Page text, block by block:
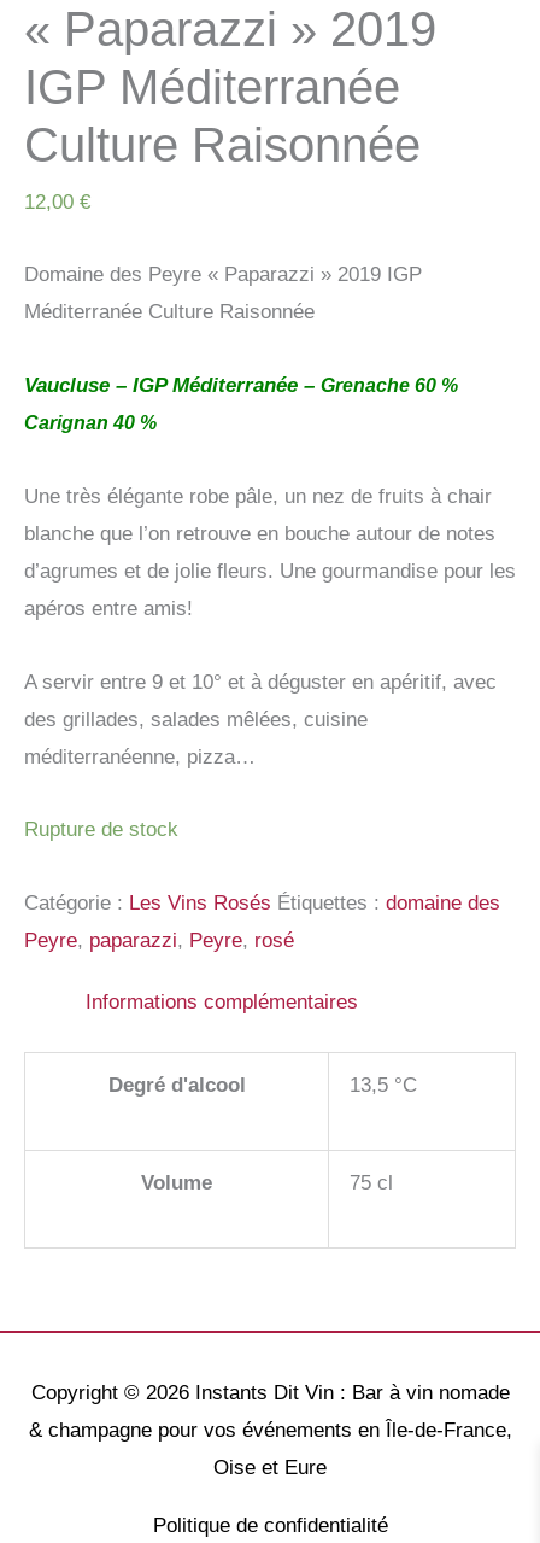
« Paparazzi » 2019
IGP Méditerranée
Culture Raisonnée
12,00 €
Domaine des Peyre « Paparazzi » 2019 IGP
Méditerranée Culture Raisonnée
Vaucluse – IGP Méditerranée – Grenache 60 %
Carignan 40 %
Une très élégante robe pâle, un nez de fruits à chair
blanche que l’on retrouve en bouche autour de notes
d’agrumes et de jolie fleurs. Une gourmandise pour les
apéros entre amis!
A servir entre 9 et 10° et à déguster en apéritif, avec
des grillades, salades mêlées, cuisine
méditerranéenne, pizza…
Rupture de stock
Catégorie : Les Vins Rosés Étiquettes : domaine des
Peyre, paparazzi, Peyre, rosé
Informations complémentaires
Degré d'alcool 13,5 °C
Volume 75 cl
Copyright © 2026 Instants Dit Vin : Bar à vin nomade
& champagne pour vos événements en Île-de-France,
Oise et Eure
Politique de confidentialité